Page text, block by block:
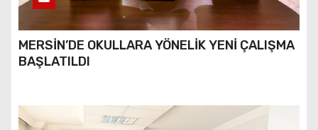
MERSİN’DE OKULLARA YÖNELİK YENİ ÇALIŞMA
BAŞLATILDI